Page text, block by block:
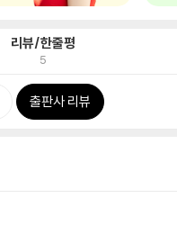
리뷰/한줄평
5
출판사 리뷰